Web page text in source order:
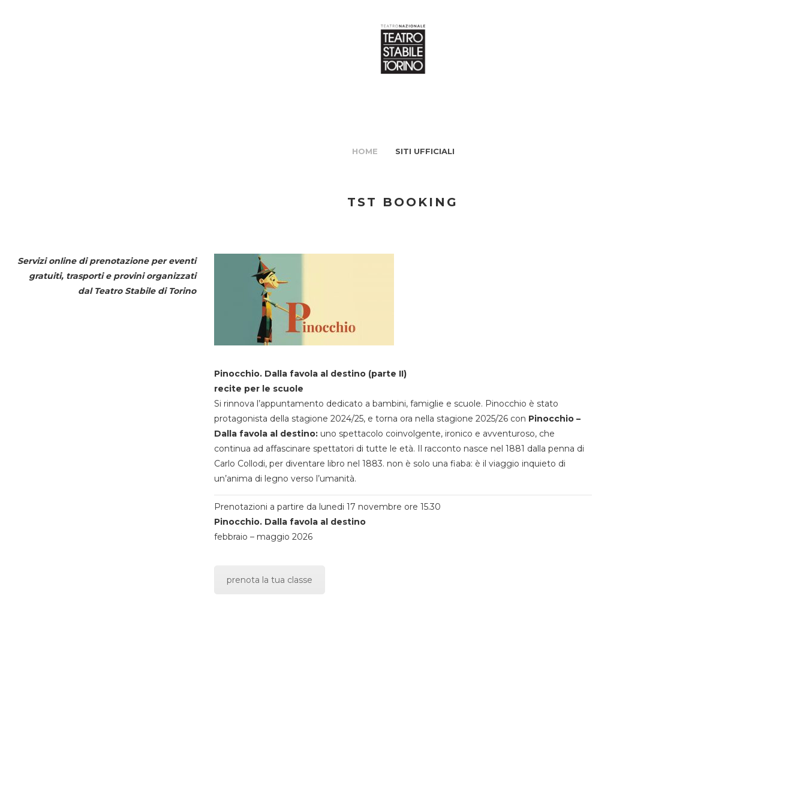
HOME SITI UFFICIALI
TST BOOKING
Servizi online di prenotazione per eventi
gratuiti, trasporti e provini organizzati
dal Teatro Stabile di Torino
Pinocchio. Dalla favola al destino (parte II)
recite per le scuole
Si rinnova l’appuntamento dedicato a bambini, famiglie e scuole. Pinocchio è stato
protagonista della stagione 2024/25, e torna ora nella stagione 2025/26 con Pinocchio –
Dalla favola al destino:uno spettacolo coinvolgente, ironico e avventuroso, che
continua ad affascinare spettatori di tutte le età. Il racconto nasce nel 1881 dalla penna di
Carlo Collodi, per diventare libro nel 1883. non è solo una fiaba: è il viaggio inquieto di
un’anima di legno verso l’umanità.
Prenotazioni a partire da lunedi 17 novembre ore 15.30
Pinocchio. Dalla favola al destino
febbraio – maggio 2026
prenota la tua classe